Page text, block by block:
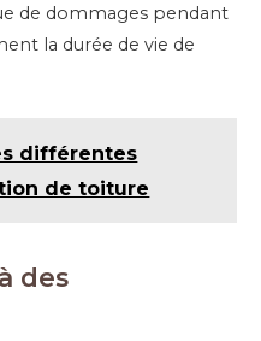
de dommages pendant
la durée de vie de
différentes
de toiture
des